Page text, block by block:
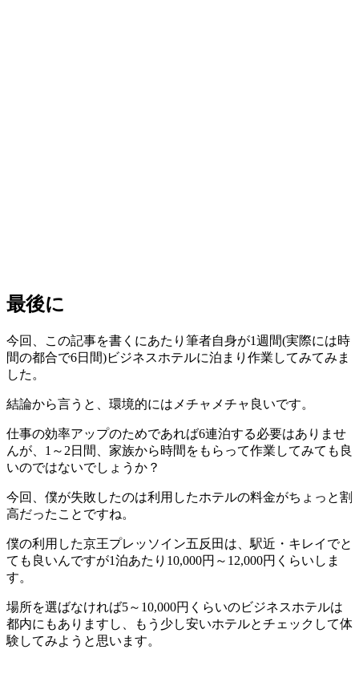
最後に
今回、この記事を書くにあたり筆者自身が1週間(実際には時
間の都合で6日間)ビジネスホテルに泊まり作業してみてみま
した。
結論から言うと、環境的にはメチャメチャ良いです。
仕事の効率アップのためであれば6連泊する必要はありませ
んが、1～2日間、家族から時間をもらって作業してみても良
いのではないでしょうか？
今回、僕が失敗したのは利用したホテルの料金がちょっと割
高だったことですね。
僕の利用した京王プレッソイン五反田は、駅近・キレイでと
ても良いんですが1泊あたり10,000円～12,000円くらいしま
す。
場所を選ばなければ5～10,000円くらいのビジネスホテルは
都内にもありますし、もう少し安いホテルとチェックして体
験してみようと思います。